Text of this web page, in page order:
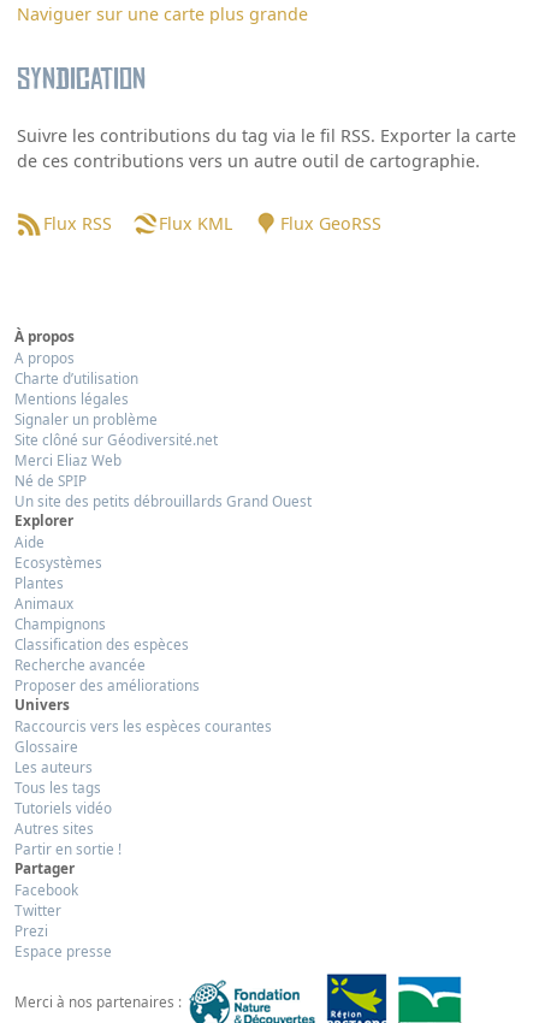
Naviguer sur une carte plus grande
Syndication
Suivre les contributions du tag via le fil RSS. Exporter la carte
de ces contributions vers un autre outil de cartographie.
Flux RSS Flux KML Flux GeoRSS
À propos
A propos
Charte d’utilisation
Mentions légales
Signaler un problème
Site clôné sur Géodiversité.net
Merci Eliaz Web
Né de SPIP
Un site des petits débrouillards Grand Ouest
Explorer
Aide
Ecosystèmes
Plantes
Animaux
Champignons
Classification des espèces
Recherche avancée
Proposer des améliorations
Univers
Raccourcis vers les espèces courantes
Glossaire
Les auteurs
Tous les tags
Tutoriels vidéo
Autres sites
Partir en sortie !
Partager
Facebook
Twitter
Prezi
Espace presse
Merci à nos partenaires :